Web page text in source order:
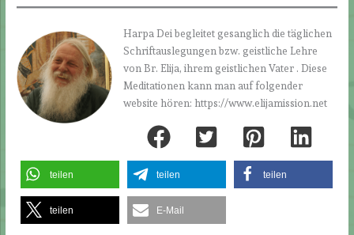
Harpa Dei begleitet gesanglich die täglichen
Schriftauslegungen bzw. geistliche Lehre
von Br. Elija, ihrem geistlichen Vater . Diese
Meditationen kann man auf folgender
website hören: https://www.elijamission.net
teilen teilen teilen
teilen E-Mail